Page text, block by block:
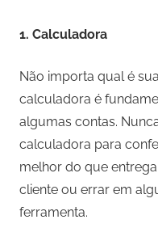
1. Calculadora
Não importa qual é
calculadora é
algumas contas.
calculadora para
melhor do que
cliente ou errar em
ferramenta.